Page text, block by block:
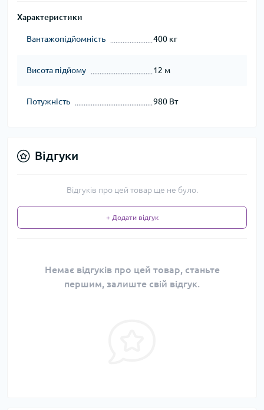
Характеристики
Вантажопідйомність 400 кг
Висота підйому 12 м
Потужність 980 Вт
Відгуки
Відгуків про цей товар ще не було.
+ Додати відгук
Немає відгуків про цей товар, станьте
першим, залиште свій відгук.